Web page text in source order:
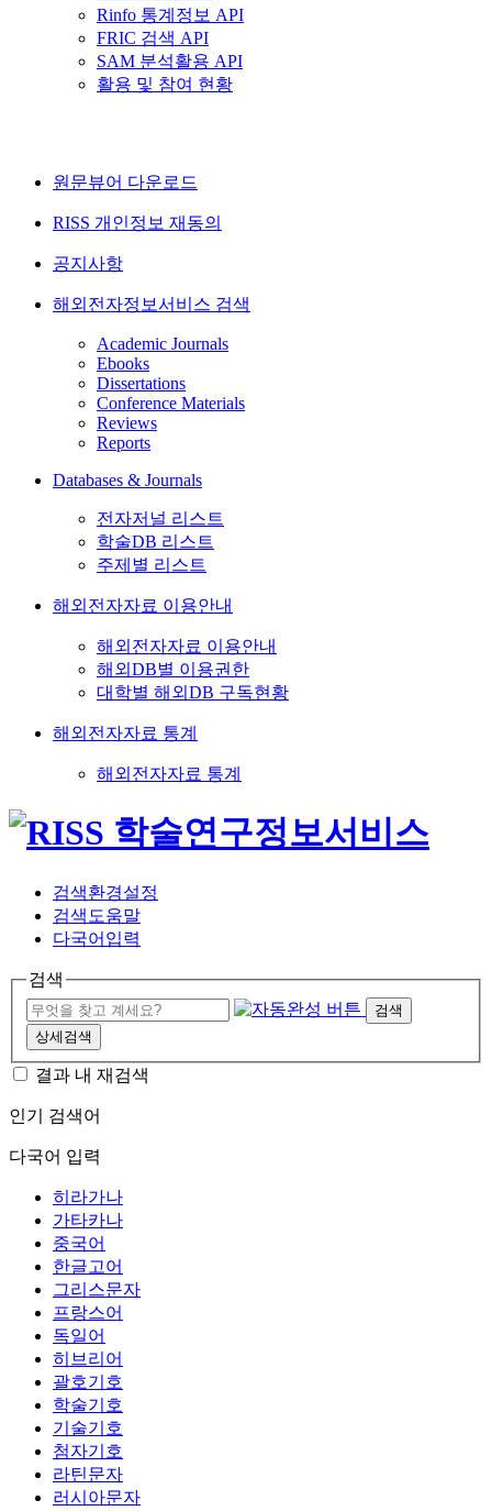
Rinfo 통계정보 API
FRIC 검색 API
SAM 분석활용 API
활용 및 참여 현황
원문뷰어 다운로드
RISS 개인정보 재동의
공지사항
해외전자정보서비스 검색
Academic Journals
Ebooks
Dissertations
Conference Materials
Reviews
Reports
Databases & Journals
전자저널 리스트
학술DB 리스트
주제별 리스트
해외전자자료 이용안내
해외전자자료 이용안내
해외DB별 이용권한
대학별 해외DB 구독현황
해외전자자료 통계
해외전자자료 통계
검색환경설정
검색도움말
다국어입력
검색
검색
상세검색
결과 내 재검색
인기 검색어
다국어 입력
히라가나
가타카나
중국어
한글고어
그리스문자
프랑스어
독일어
히브리어
괄호기호
학술기호
기술기호
첨자기호
라틴문자
러시아문자